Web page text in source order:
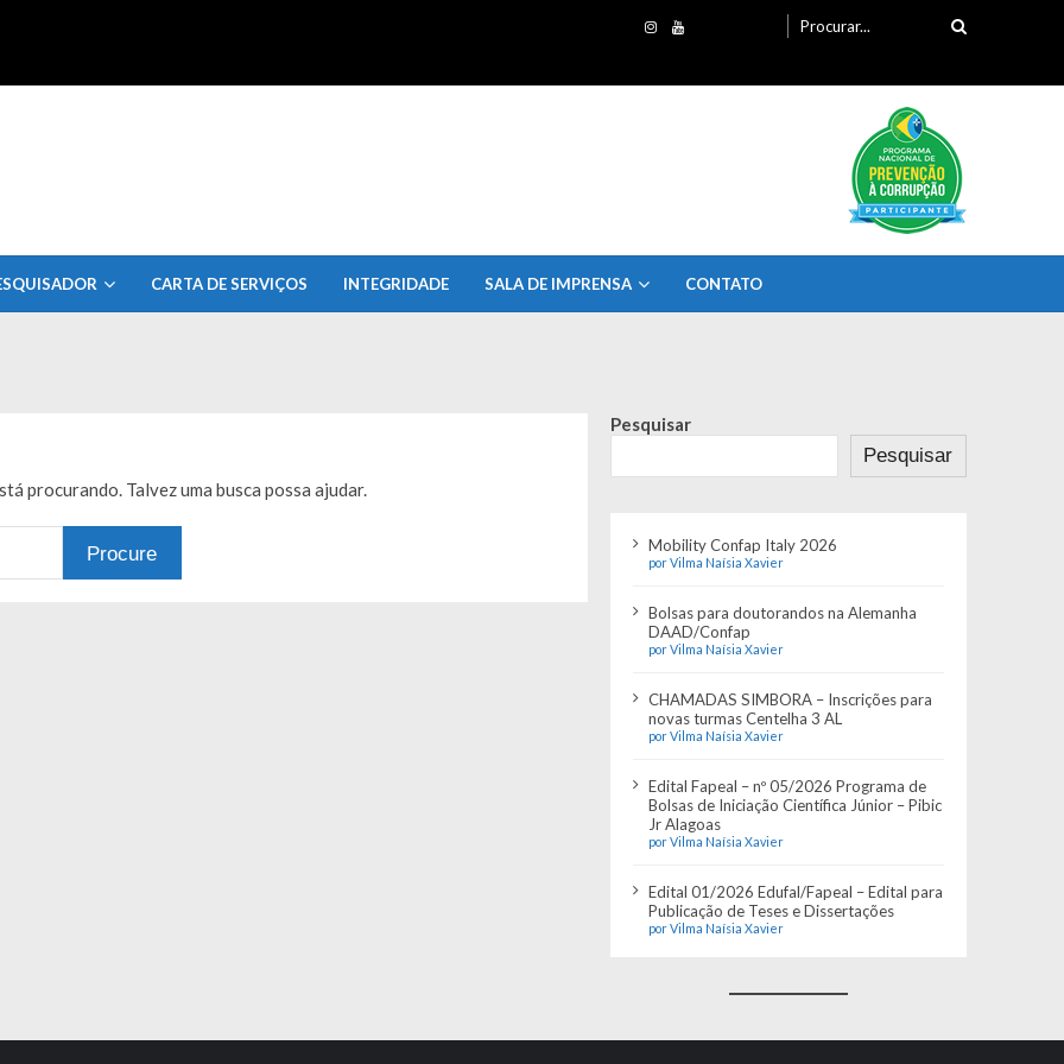
por:
CARTA DE SERVIÇOS INTEGRIDADE SALA DE IMPRENSA CONTATO
procurando. Talvez uma busca possa ajudar.
Pesquisar
Pesquisar
Mobility Confap Italy 2026
por Vilma Naísia Xavier
Bolsas para doutorandos na Alemanha
DAAD/Confap
por Vilma Naísia Xavier
CHAMADAS SIMBORA – Inscrições para
novas turmas Centelha 3 AL
por Vilma Naísia Xavier
Edital Fapeal – nº 05/2026 Programa de
Bolsas de Iniciação Científica Júnior – Pibic
Jr Alagoas
por Vilma Naísia Xavier
Edital 01/2026 Edufal/Fapeal – Edital para
Publicação de Teses e Dissertações
por Vilma Naísia Xavier